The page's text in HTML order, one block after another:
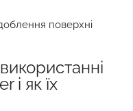
поверхні
і як їх